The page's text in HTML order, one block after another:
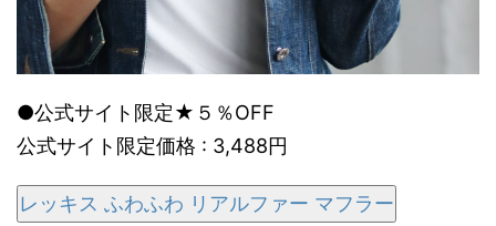
●公式サイト限定★５％OFF
公式サイト限定価格 : 3,488円
レッキス ふわふわ リアルファー マフラー